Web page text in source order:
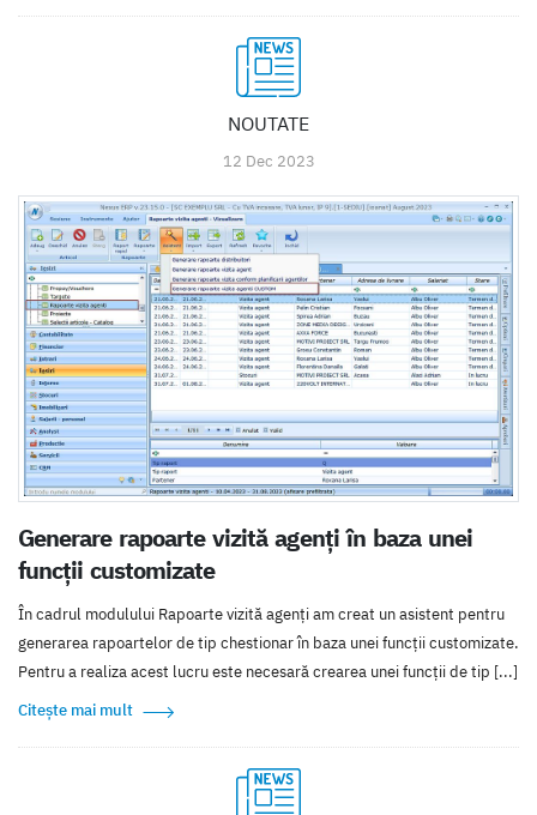
NOUTATE
12 Dec 2023
Generare rapoarte vizită agenți în baza unei
funcții customizate
În cadrul modulului Rapoarte vizită agenți am creat un asistent pentru
generarea rapoartelor de tip chestionar în baza unei funcții customizate.
Pentru a realiza acest lucru este necesară crearea unei funcții de tip [...]
Citește mai mult